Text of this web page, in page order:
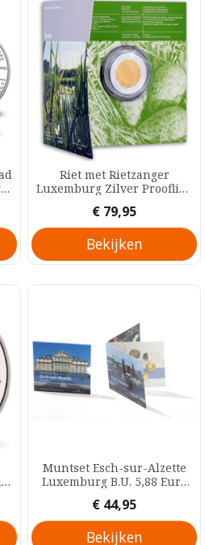
Riet met Rietzanger
Luxemburg Zilver Prooflike
Prijs
€ 79,95
Bekijken
Muntset Esch-sur-Alzette
Luxemburg B.U. 5,88 Euro
Prijs
€ 44,95
Bekijken